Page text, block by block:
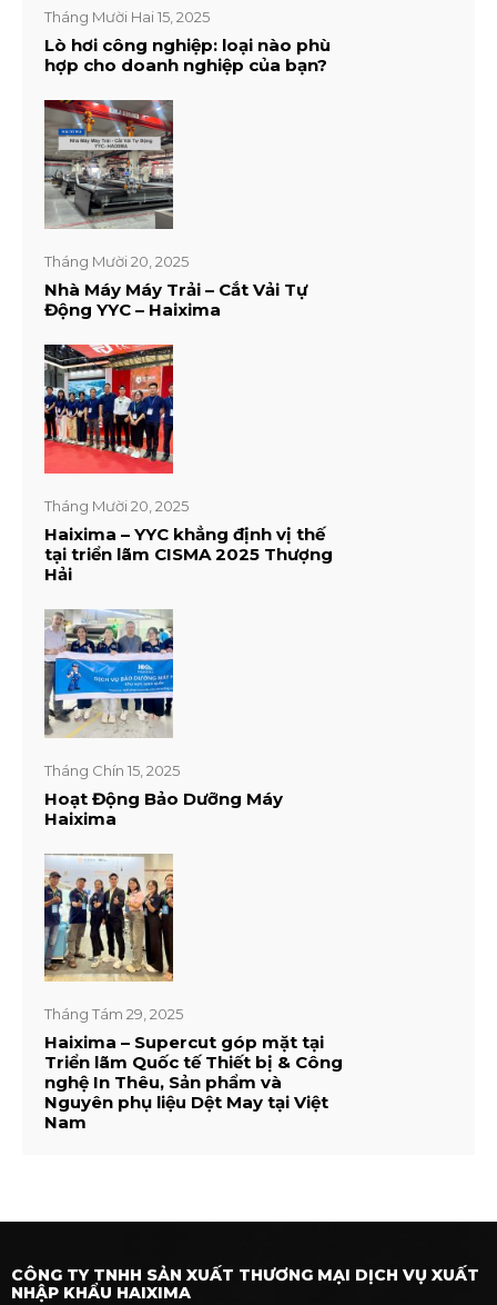
Tháng Mười Hai 15, 2025
Lò hơi công nghiệp: loại nào phù
hợp cho doanh nghiệp của bạn?
Tháng Mười 20, 2025
Nhà Máy Máy Trải – Cắt Vải Tự
Động YYC – Haixima
Tháng Mười 20, 2025
Haixima – YYC khẳng định vị thế
tại triển lãm CISMA 2025 Thượng
Hải
Tháng Chín 15, 2025
Hoạt Động Bảo Dưỡng Máy
Haixima
Tháng Tám 29, 2025
Haixima – Supercut góp mặt tại
Triển lãm Quốc tế Thiết bị & Công
nghệ In Thêu, Sản phẩm và
Nguyên phụ liệu Dệt May tại Việt
Nam
CÔNG TY TNHH SẢN XUẤT THƯƠNG MẠI DỊCH VỤ XUẤT
NHẬP KHẨU HAIXIMA